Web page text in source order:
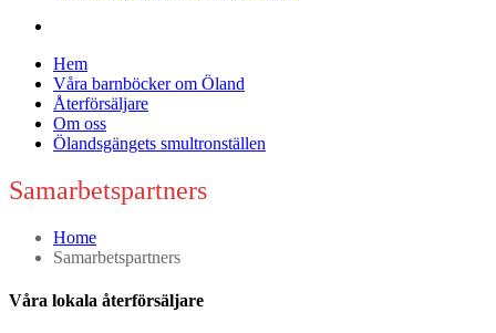
Hem
Våra barnböcker om Öland
Återförsäljare
Om oss
Ölandsgängets smultronställen
Samarbetspartners
Home
Samarbetspartners
Våra lokala återförsäljare